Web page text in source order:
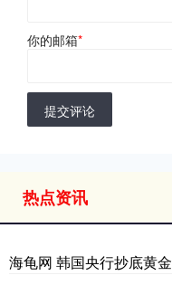
你的邮箱*
提交评论
热点资讯
海龟网 韩国央行抄底黄